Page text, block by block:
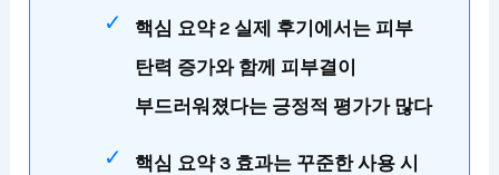
핵심 요약 2 실제 후기에서는 피부
탄력 증가와 함께 피부결이
부드러워졌다는 긍정적 평가가 많다
핵심 요약 3 효과는 꾸준한 사용 시